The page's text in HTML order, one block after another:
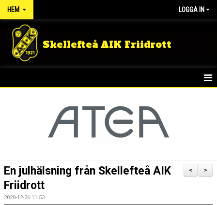
HEM LOGGA IN
Skellefteå AIK Friidrott
DOKUMENT
GULDLOPPET
>
<
En julhälsning från Skellefteå AIK
Friidrott
2020-12-26 11:53